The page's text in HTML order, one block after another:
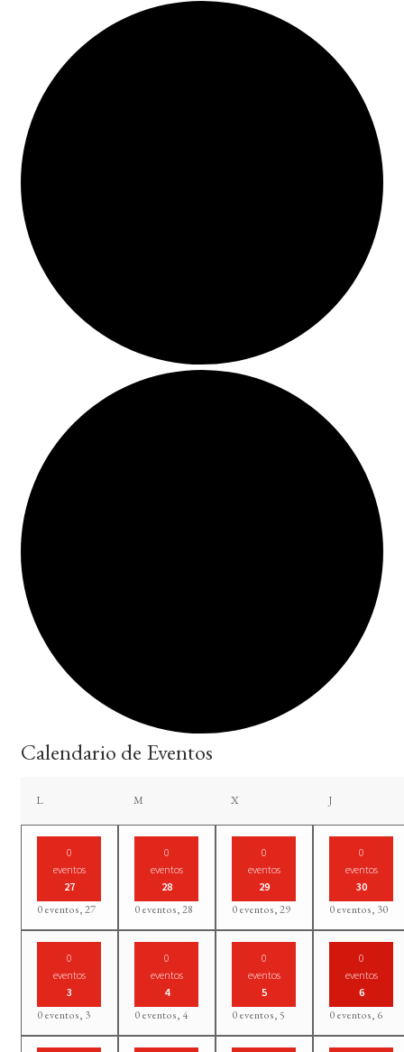
Calendario de Eventos
Llunes Mmartes Xmiércoles Jjueves
0
eventos
27
0 eventos,27
0
eventos
28
0 eventos,28
0
eventos
29
0 eventos,29
0
eventos
30
0 eventos, 30
0
eventos
3
0 eventos, 3
0
eventos
4
0 eventos, 4
0
eventos
5
0 eventos,5
0
eventos
6
0 eventos, 6